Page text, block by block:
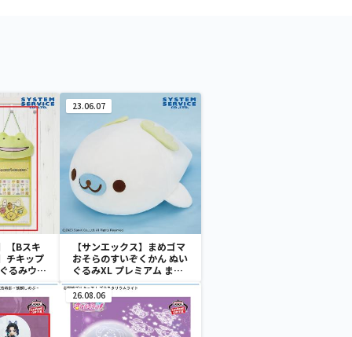
【Bスキ
チキップ
るみウォ
23.06.07
【サンエックス】まめゴマ
おそらのすいぞくかん ぬい
ぐるみXL プレミアム まめ
ゴマ
26.08.06